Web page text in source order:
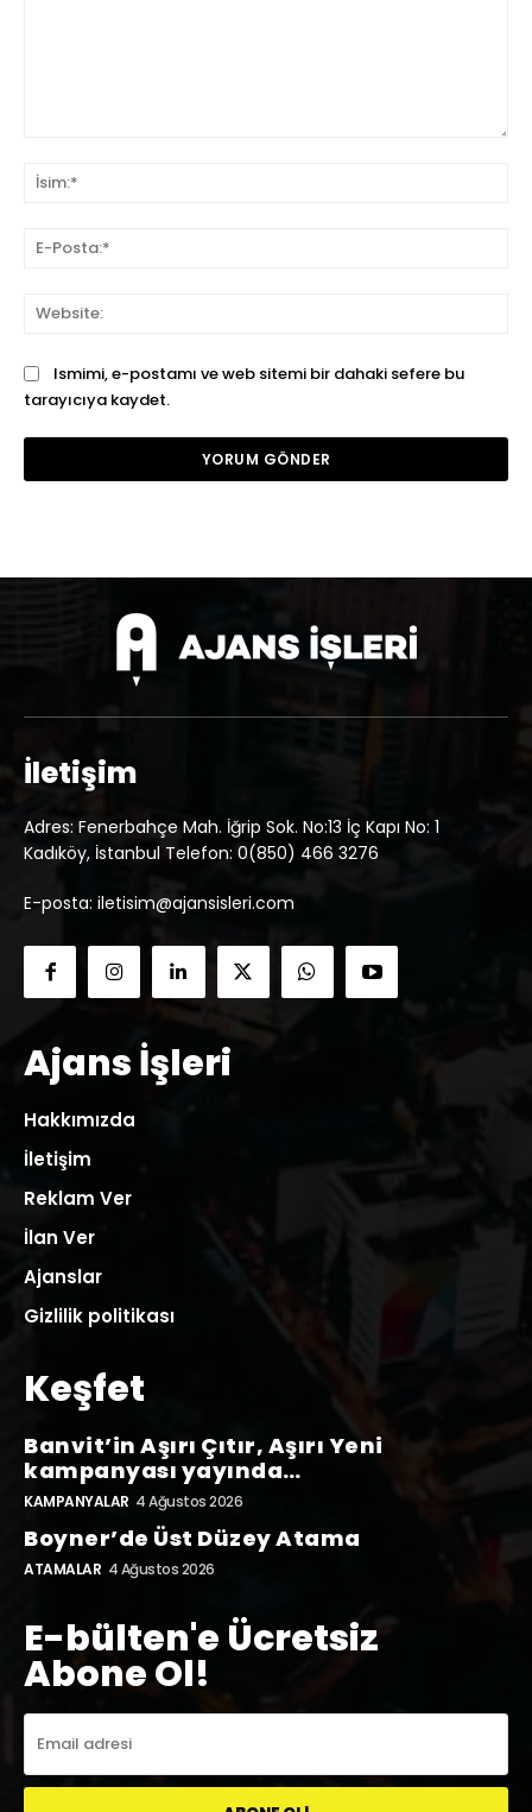
Ismimi, e-postamı ve web sitemi bir dahaki sefere bu
tarayıcıya kaydet.
İletişim
Adres: Fenerbahçe Mah. İğrip Sok. No:13 İç Kapı No: 1
Kadıköy, İstanbul Telefon: 0(850) 466 3276
E-posta: iletisim@ajansisleri.com
Ajans İşleri
Hakkımızda
İletişim
Reklam Ver
İlan Ver
Ajanslar
Gizlilik politikası
Keşfet
Banvit’in Aşırı Çıtır, Aşırı Yeni
kampanyası yayında…
KAMPANYALAR 4 Ağustos 2026
Boyner’de Üst Düzey Atama
ATAMALAR 4 Ağustos 2026
E-bülten'e Ücretsiz
Abone Ol!